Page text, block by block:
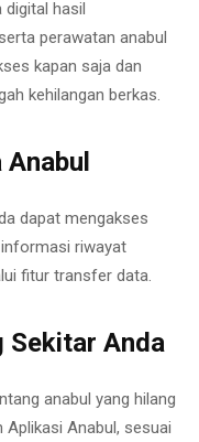
digital hasil
perawatan anabul
kapan saja dan
kehilangan berkas.
dapat mengakses
riwayat
fitur transfer data.
Sekitar Anda
anabul yang hilang
Anabul, sesuai